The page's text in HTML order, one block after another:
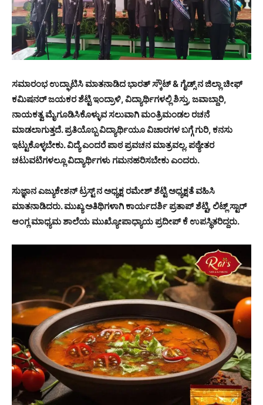
ಸಮಾರಂಭ ಉದ್ಘಾಟಿಸಿ ಮಾತನಾಡಿದ ಭಾರತ್ ಸ್ಕೌಟ್ & ಗೈಡ್ಸ್ ನ ಜಿಲ್ಲಾ ಚೀಫ್
ಕಮಿಷನರ್ ಜಯಕರ ಶೆಟ್ಟಿ ಇಂದ್ರಾಳಿ, ವಿದ್ಯಾರ್ಥಿಗಳಲ್ಲಿ ಶಿಸ್ತು, ಜವಾಬ್ದಾರಿ,
ನಾಯಕತ್ವ ಮೈಗೂಡಿಸಿಕೊಳ್ಳುವ ಸಲುವಾಗಿ ಮಂತ್ರಿಮಂಡಲ ರಚನೆ
ಮಾಡಲಾಗುತ್ತದೆ. ಪ್ರತಿಯೊಬ್ಬ ವಿದ್ಯಾರ್ಥಿಯೂ ವಿಚಾರಗಳ ಬಗ್ಗೆ ಗುರಿ, ಕನಸು
ಇಟ್ಟುಕೊಳ್ಳಬೇಕು. ವಿದ್ಯೆ ಎಂದರೆ ಪಾಠ ಪ್ರವಚನ ಮಾತ್ರವಲ್ಲ. ಪಠ್ಯೇತರ
ಚಟುವಟಿಗಳಲ್ಲೂ ವಿದ್ಯಾರ್ಥಿಗಳು ಗಮನಹರಿಸಬೇಕು ಎಂದರು.
ಸುಜ್ಞಾನ ಎಜ್ಯುಕೇಶನ್ ಟ್ರಸ್ಟ್ ನ ಅಧ್ಯಕ್ಷ ರಮೇಶ್ ಶೆಟ್ಟಿ ಅಧ್ಯಕ್ಷತೆ ವಹಿಸಿ
ಮಾತನಾಡಿದರು. ಮುಖ್ಯ ಅತಿಥಿಗಳಾಗಿ ಕಾರ್ಯದರ್ಶಿ ಪ್ರತಾಪ್ ಶೆಟ್ಟಿ, ಲಿಟ್ಲ್ ಸ್ಟಾರ್
ಆಂಗ್ಲ ಮಾಧ್ಯಮ ಶಾಲೆಯ ಮುಖ್ಯೋಪಾಧ್ಯಾಯ ಪ್ರದೀಪ್ ಕೆ ಉಪಸ್ಥಿತರಿದ್ದರು.